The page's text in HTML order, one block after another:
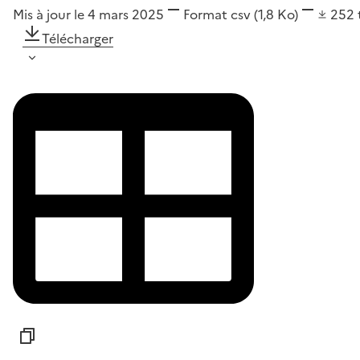
Mis à jour le 4 mars 2025 Format csv(1,8 Ko) 252
Télécharger